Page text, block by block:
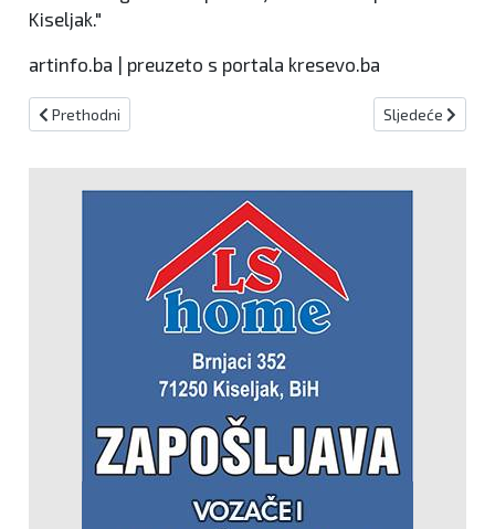
Kiseljak."
artinfo.ba | preuzeto s portala kresevo.ba
Prethodni članak: Počeli radovi na rekonstrukciji ceste Kiseljak-
Prethodni Sljedeći
Sljedeće